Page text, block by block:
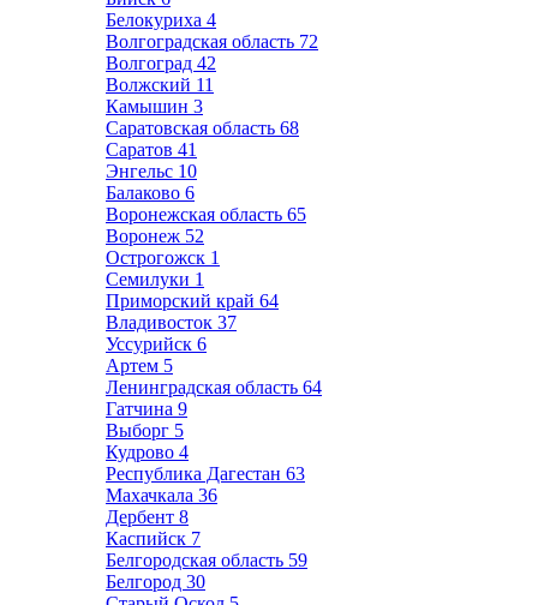
Белокуриха 4
Волгоградская область 72
Волгоград 42
Волжский 11
Камышин 3
Саратовская область 68
Саратов 41
Энгельс 10
Балаково 6
Воронежская область 65
Воронеж 52
Острогожск 1
Семилуки 1
Приморский край 64
Владивосток 37
Уссурийск 6
Артем 5
Ленинградская область 64
Гатчина 9
Выборг 5
Кудрово 4
Республика Дагестан 63
Махачкала 36
Дербент 8
Каспийск 7
Белгородская область 59
Белгород 30